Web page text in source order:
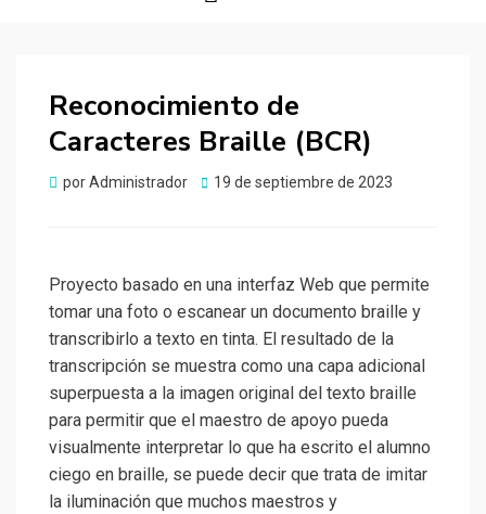
Reconocimiento de
Caracteres Braille (BCR)
porAdministrador
Publicado
19 de septiembre de 2023
Proyecto basado en una interfaz Web que permite
tomar una foto o escanear un documento braille y
transcribirlo a texto en tinta. El resultado de la
transcripción se muestra como una capa adicional
superpuesta a la imagen original del texto braille
para permitir que el maestro de apoyo pueda
visualmente interpretar lo que ha escrito el alumno
ciego en braille, se puede decir que trata de imitar
la iluminación que muchos maestros y